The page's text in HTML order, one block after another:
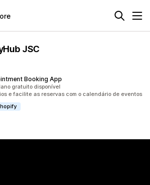
JSC
Booking App
ao todo
gratuito disponível
e facilite as reservas com o calendário de eventos